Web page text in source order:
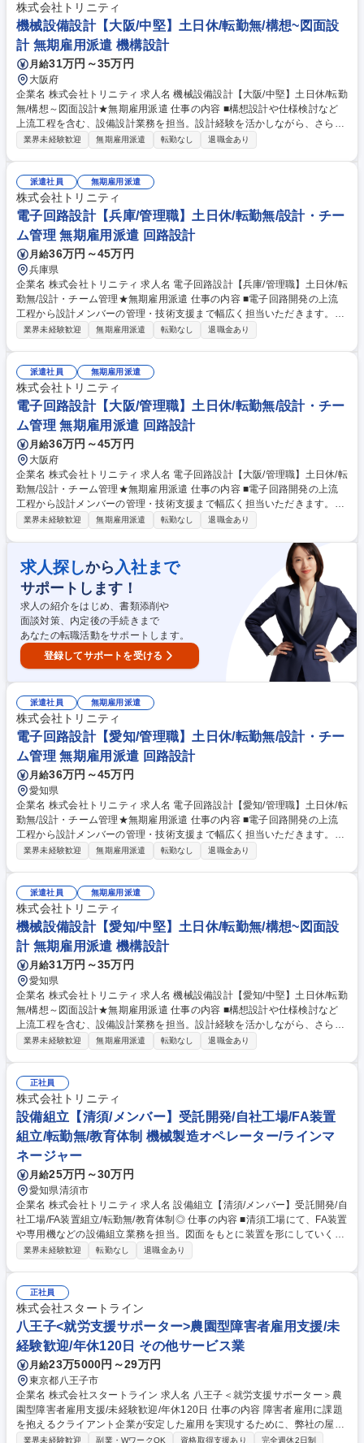
方に最適。無期雇用派遣で安定性もあり、長期キャリア形成が可能です★
募集職種 機械設備設計【兵庫/中堅】土日休/転勤無/構想～図面設計★無期
雇用派遣
株式会社トリニティ
機械設備設計【大阪/中堅】土日休/転勤無/構想~図面設
計 無期雇用派遣 機構設計
月給31万円～35万円
大阪府
企業名 株式会社トリニティ 求人名 機械設備設計【大阪/中堅】土日休/転勤
無/構想～図面設計★無期雇用派遣 仕事の内容 ■構想設計や仕様検討など
上流工程を含む、設備設計業務を担当。設計経験を活かしながら、さらに
スキルアップしたい方を歓迎します。 【具体例】 ■CADを使用した製造設
り ★装置・設備設計経験を活かし、より上流工程や顧客折衝に挑戦したい
方に最適。無期雇用派遣で安定性もあり、長期キャリア形成が可能です★
募集職種 機械設備設計【大阪/中堅】土日休/転勤無/構想～図面設計★無期
雇用派遣
業界未経験歓迎 無期雇用派遣 転勤なし 退職金あり
派遣社員 無期雇用派遣
株式会社トリニティ
電子回路設計【兵庫/管理職】土日休/転勤無/設計・チー
ム管理 無期雇用派遣 回路設計
月給36万円～45万円
兵庫県
企業名 株式会社トリニティ 求人名 電子回路設計【兵庫/管理職】土日休/転
勤無/設計・チーム管理★無期雇用派遣 仕事の内容 ■電子回路開発の上流
工程から設計メンバーの管理・技術支援まで幅広く担当いただきます。大
手・中堅メーカーでの就業です。 【具体例】■構想設計・仕様策定・高周
客との技術折衝、上流フェーズでの要求分析なども担当 ★設計スキルに加
え、チームマネジメント経験を活かし、上流から現場をリードしたい方に
最適なポジションです★ 募集職種 電子回路設計【兵庫/管理職】土日休/転
勤無/設計・チーム管理★無期雇用派遣
業界未経験歓迎 無期雇用派遣 転勤なし 退職金あり
派遣社員 無期雇用派遣
株式会社トリニティ
電子回路設計【大阪/管理職】土日休/転勤無/設計・チー
ム管理 無期雇用派遣 回路設計
月給36万円～45万円
大阪府
企業名 株式会社トリニティ 求人名 電子回路設計【大阪/管理職】土日休/転
勤無/設計・チーム管理★無期雇用派遣 仕事の内容 ■電子回路開発の上流
工程から設計メンバーの管理・技術支援まで幅広く担当いただきます。大
手・中堅メーカーでの就業です。 【具体例】■構想設計・仕様策定・高周
（進捗・品質・コスト） ■設計メンバーの教育・評価・レビュー指導 ■顧
客との技術折衝、上流フェーズでの要求分析なども担当 ★設計スキルに加
え、チームマネジメント経験を活かし、上流から現場をリードしたい方に
最適なポジションです★ 募集職種 電子回路設計【大阪/管理職】土日休/転
勤無/設計・チーム管理★無期雇用派遣
業界未経験歓迎 無期雇用派遣 転勤なし 退職金あり
求人探しから 入社まで
サポートします！
求人の紹介をはじめ、書類添削や
面談対策、内定後の手続きまで
あなたの転職活動をサポートします。
登録してサポートを受ける
派遣社員 無期雇用派遣
株式会社トリニティ
電子回路設計【愛知/管理職】土日休/転勤無/設計・チー
ム管理 無期雇用派遣 回路設計
月給36万円～45万円
愛知県
企業名 株式会社トリニティ 求人名 電子回路設計【愛知/管理職】土日休/転
勤無/設計・チーム管理★無期雇用派遣 仕事の内容 ■電子回路開発の上流
工程から設計メンバーの管理・技術支援まで幅広く担当いただきます。大
手・中堅メーカーでの就業です。 【具体例】■構想設計・仕様策定・高周
客との技術折衝、上流フェーズでの要求分析なども担当 ★設計スキルに加
え、チームマネジメント経験を活かし、上流から現場をリードしたい方に
最適なポジションです★ 募集職種 電子回路設計【愛知/管理職】土日休/転
勤無/設計・チーム管理★無期雇用派遣
業界未経験歓迎 無期雇用派遣 転勤なし 退職金あり
派遣社員 無期雇用派遣
株式会社トリニティ
機械設備設計【愛知/中堅】土日休/転勤無/構想~図面設
計 無期雇用派遣 機構設計
月給31万円～35万円
愛知県
企業名 株式会社トリニティ 求人名 機械設備設計【愛知/中堅】土日休/転勤
無/構想～図面設計★無期雇用派遣 仕事の内容 ■構想設計や仕様検討など
上流工程を含む、設備設計業務を担当。設計経験を活かしながら、さらに
スキルアップしたい方を歓迎します。 【具体例】 ■CADを使用した製造設
り ★装置・設備設計経験を活かし、より上流工程や顧客折衝に挑戦したい
方に最適。無期雇用派遣で安定性もあり、長期キャリア形成が可能です★
募集職種 機械設備設計【愛知/中堅】土日休/転勤無/構想～図面設計★無期
雇用派遣
業界未経験歓迎 無期雇用派遣 転勤なし 退職金あり
正社員
株式会社トリニティ
設備組立【清須/メンバー】受託開発/自社工場/FA装置
組立/転勤無/教育体制 機械製造オペレーター/ラインマ
ネージャー
月給25万円～30万円
愛知県清須市
企業名 株式会社トリニティ 求人名 設備組立【清須/メンバー】受託開発/自
社工場/FA装置組立/転勤無/教育体制◎ 仕事の内容 ■清須工場にて、FA装置
や専用機などの設備組立業務を担当。図面をもとに装置を形にしていくモ
ノづくりの最前線です。 【具体例】 ■FA装置・専用機・検査装置などの組
と連携しながら装置完成まで対応 ★未経験でも安心のOJTあり！工具の使
い方から丁寧に指導し、モノづくりスキルを身につけられます★ 募集職種
設備組立【清須/メンバー】受託開発/自社工場/FA装置組立/転勤無/教育体
制◎
業界未経験歓迎 転勤なし 退職金あり
正社員
株式会社スタートライン
八王子<就労支援サポーター>農園型障害者雇用支援/未
経験歓迎/年休120日 その他サービス業
月給23万5000円～29万円
東京都八王子市
企業名 株式会社スタートライン 求人名 八王子＜就労支援サポーター＞農
園型障害者雇用支援/未経験歓迎/年休120日 仕事の内容 障害者雇用に課題
を抱えるクライアント企業が安定した雇用を実現するために、弊社の屋内
農園型障害者雇用支援サービスINCLUでの就労/運営サポート業務をお任
業界未経験歓迎 副業・WワークOK 資格取得支援あり 完全週休2日制